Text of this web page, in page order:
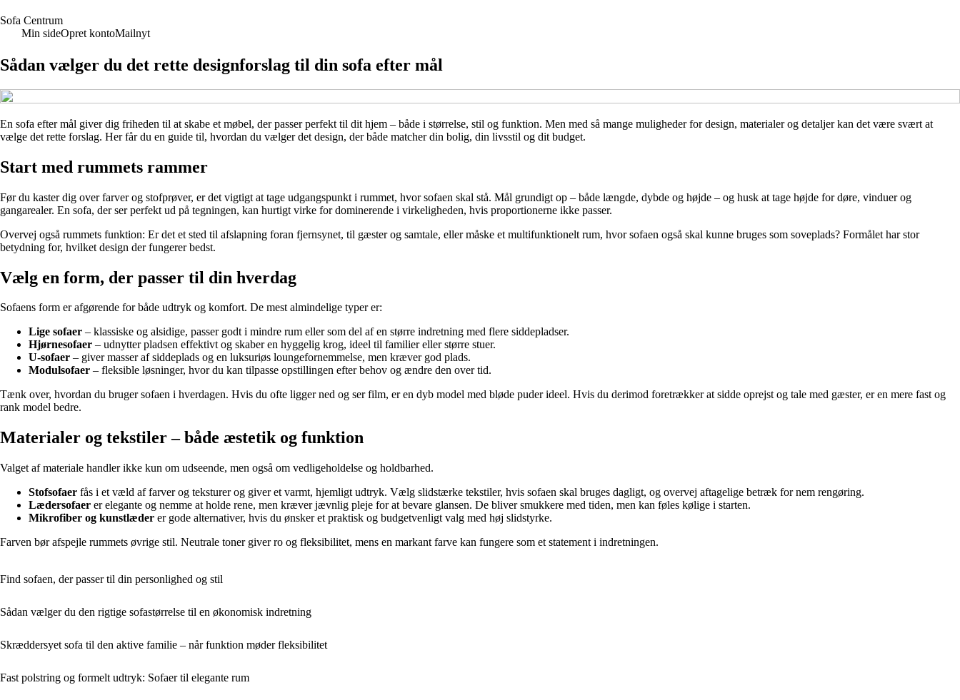
Sofa Centrum
Min sideOpret kontoMailnyt
Sådan vælger du det rette designforslag til din sofa efter mål
En sofa efter mål giver dig friheden til at skabe et møbel, der passer perfekt til dit hjem – både i størrelse, stil og funktion. Men med så mange muligheder for design, materialer og detaljer kan det være svært at
vælge det rette forslag. Her får du en guide til, hvordan du vælger det design, der både matcher din bolig, din livsstil og dit budget.
Start med rummets rammer
Før du kaster dig over farver og stofprøver, er det vigtigt at tage udgangspunkt i rummet, hvor sofaen skal stå. Mål grundigt op – både længde, dybde og højde – og husk at tage højde for døre, vinduer og
gangarealer. En sofa, der ser perfekt ud på tegningen, kan hurtigt virke for dominerende i virkeligheden, hvis proportionerne ikke passer.
Overvej også rummets funktion: Er det et sted til afslapning foran fjernsynet, til gæster og samtale, eller måske et multifunktionelt rum, hvor sofaen også skal kunne bruges som soveplads? Formålet har stor
betydning for, hvilket design der fungerer bedst.
Vælg en form, der passer til din hverdag
Sofaens form er afgørende for både udtryk og komfort. De mest almindelige typer er:
Lige sofaer – klassiske og alsidige, passer godt i mindre rum eller som del af en større indretning med flere siddepladser.
Hjørnesofaer – udnytter pladsen effektivt og skaber en hyggelig krog, ideel til familier eller større stuer.
U-sofaer – giver masser af siddeplads og en luksuriøs loungefornemmelse, men kræver god plads.
Modulsofaer – fleksible løsninger, hvor du kan tilpasse opstillingen efter behov og ændre den over tid.
Tænk over, hvordan du bruger sofaen i hverdagen. Hvis du ofte ligger ned og ser film, er en dyb model med bløde puder ideel. Hvis du derimod foretrækker at sidde oprejst og tale med gæster, er en mere fast og
rank model bedre.
Materialer og tekstiler – både æstetik og funktion
Valget af materiale handler ikke kun om udseende, men også om vedligeholdelse og holdbarhed.
Stofsofaer fås i et væld af farver og teksturer og giver et varmt, hjemligt udtryk. Vælg slidstærke tekstiler, hvis sofaen skal bruges dagligt, og overvej aftagelige betræk for nem rengøring.
Lædersofaer er elegante og nemme at holde rene, men kræver jævnlig pleje for at bevare glansen. De bliver smukkere med tiden, men kan føles kølige i starten.
Mikrofiber og kunstlæder er gode alternativer, hvis du ønsker et praktisk og budgetvenligt valg med høj slidstyrke.
Farven bør afspejle rummets øvrige stil. Neutrale toner giver ro og fleksibilitet, mens en markant farve kan fungere som et statement i indretningen.
Find sofaen, der passer til din personlighed og stil
Sådan vælger du den rigtige sofastørrelse til en økonomisk indretning
Skræddersyet sofa til den aktive familie – når funktion møder fleksibilitet
Fast polstring og formelt udtryk: Sofaer til elegante rum